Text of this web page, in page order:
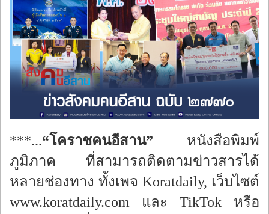
เกี่ยวกับเรา
ติดต่อเรา
ร้องทุกข์
***...“โคราชคนอีสาน” หนังสือพิมพ์
ภูมิภาค ที่สามารถติดตามข่าวสารได้
หลายช่องทาง ทั้งเพจ Koratdaily, เว็บไซต์
www.koratdaily.com และ TikTok หรือ